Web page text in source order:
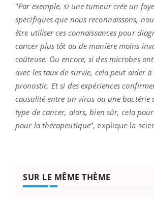
"Par exemple, si une tumeur crée un
spécifiques que nous reconnaissons,
être utiliser ces connaissances pour
cancer plus tôt ou de manière moins
coûteuse. Ou encore, si des microbes
avec les taux de survie, cela peut aider
pronostic. Et si des expériences
causalité entre un virus ou une bactérie
type de cancer, alors, bien sûr, cela
pour la thérapeutique”, explique la
SUR LE MÊME THÈME